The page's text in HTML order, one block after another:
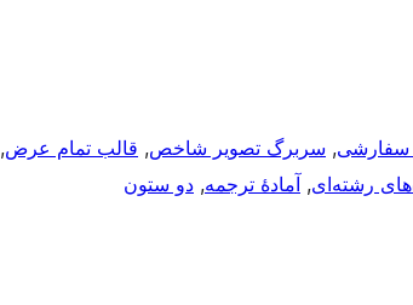
, سربرگ تصویر شاخص, قالب تمام عرض,
رشته‌ای, آمادهٔ ترجمه, دو ستون